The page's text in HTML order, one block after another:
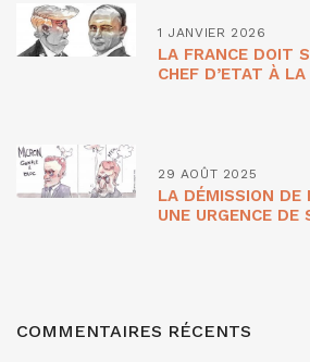
1 JANVIER 2026
LA FRANCE DOIT
CHEF D’ETAT À
29 AOÛT 2025
LA DÉMISSION DE
UNE URGENCE DE
COMMENTAIRES RÉCENTS